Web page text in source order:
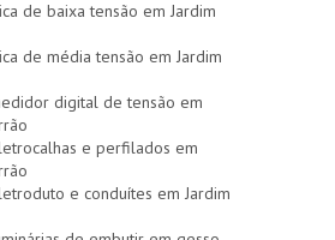
de baixa tensão em Jardim
de média tensão em Jardim
digital de tensão em
e perfilados em
e conduítes em Jardim